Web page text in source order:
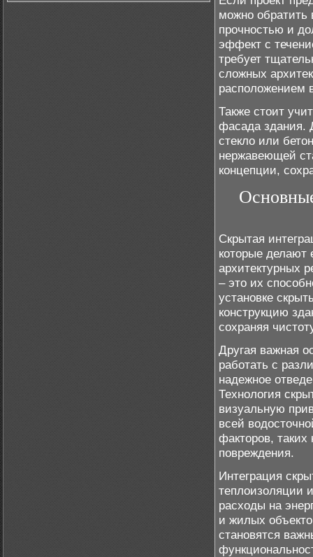
можно обратить
прочностью и
эффект с
требует
сложных
расположением
Также стоит
фасада здания.
стекло или
нержавеющей
концепции,
Скрытая
которые
архитектурных
– это их
установке
конструкцию
сохраняя
Другая важная
работать с
надежное
Технология
визуальную
всей
факторов, таких
повреждения.
Интеграция
теплоизоляции
расходы на
и жилых
становятся